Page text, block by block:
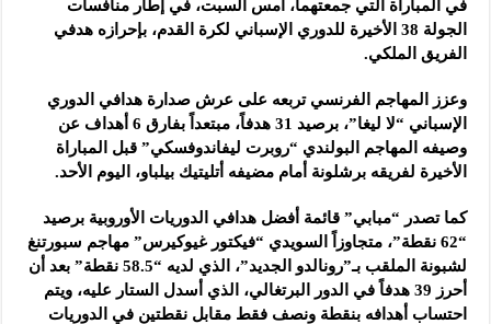
في المباراة التي جمعتهما، أمس السبت، في إطار منافسات
الجولة 38 الأخيرة للدوري الإسباني لكرة القدم، بإحرازه هدفي
الفريق الملكي.
وعزز المهاجم الفرنسي تربعه على عرش صدارة هدافي الدوري
الإسباني “لا ليغا”، برصيد 31 هدفاً، مبتعداً بفارق 6 أهداف عن
وصيفه المهاجم البولندي “روبرت ليفاندوفسكي” قبل المباراة
الأخيرة لفريقه برشلونة أمام مضيفه أتليتيك بيلباو، اليوم الأحد.
كما تصدر “مبابي” قائمة أفضل هدافي الدوريات الأوروبية برصيد
“62 نقطة”، متجاوزاً السويدي “فيكتور غيوكيرس” مهاجم سبورتنغ
لشبونة الملقب بـ”رونالدو الجديد”، الذي لديه “58.5 نقطة” بعد أن
أحرز 39 هدفاً في الدور البرتغالي، الذي أسدل الستار عليه، ويتم
احتساب أهدافه بنقطة ونصف فقط مقابل نقطتين في الدوريات